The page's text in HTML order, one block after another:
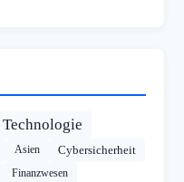
Technologie
Asien
Cybersicherheit
Finanzwesen